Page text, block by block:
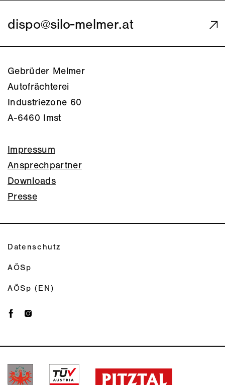
dispo@silo-melmer.at
Gebrüder Melmer
Autofrächterei
Industriezone 60
A-6460 Imst
Impressum
Ansprechpartner
Downloads
Presse
Datenschutz
AÖSp
AÖSp (EN)